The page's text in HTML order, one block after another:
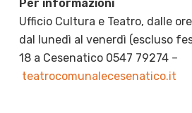
Per informazioni
Ufficio Cultura e Teatro, dalle
dal lunedì al venerdì (escluso
18 a Cesenatico 0547 79274 –
teatrocomunalecesenatico.it